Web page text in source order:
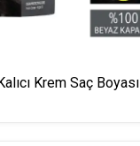
Krem Saç Boyası